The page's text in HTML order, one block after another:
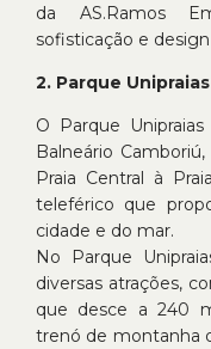
da AS.Ramos
sofisticação e
2. Parque Unipraias
O Parque
Balneário
Praia Central à
teleférico que
cidade e do mar.
No Parque
diversas atrações,
que desce a 240
trenó de montanha